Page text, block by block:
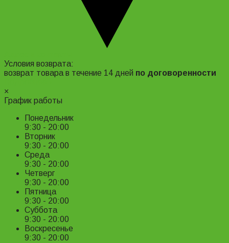
Условия возврата:
возврат товара в течение 14 дней по договоренности
×
График работы
Понедельник
9:30 - 20:00
Вторник
9:30 - 20:00
Среда
9:30 - 20:00
Четверг
9:30 - 20:00
Пятница
9:30 - 20:00
Суббота
9:30 - 20:00
Воскресенье
9:30 - 20:00